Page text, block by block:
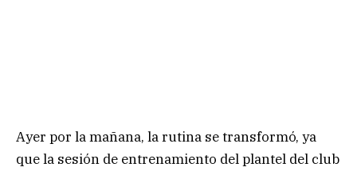
Ayer por la mañana, la rutina se transformó, ya
que la sesión de entrenamiento del plantel del club